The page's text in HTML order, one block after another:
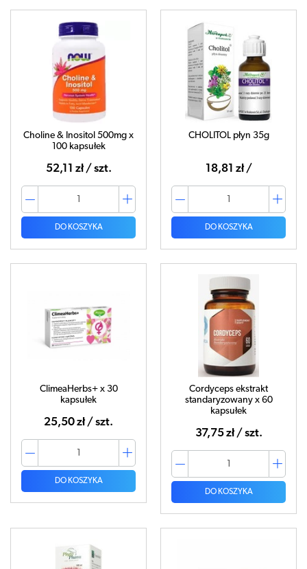
Choline & Inositol 500mg x
100 kapsułek
52,11 zł / szt.
DO KOSZYKA
CHOLITOL płyn 35g
18,81 zł /
DO KOSZYKA
ClimeaHerbs+ x 30
kapsułek
25,50 zł / szt.
DO KOSZYKA
Cordyceps ekstrakt
standaryzowany x 60
kapsułek
37,75 zł / szt.
DO KOSZYKA